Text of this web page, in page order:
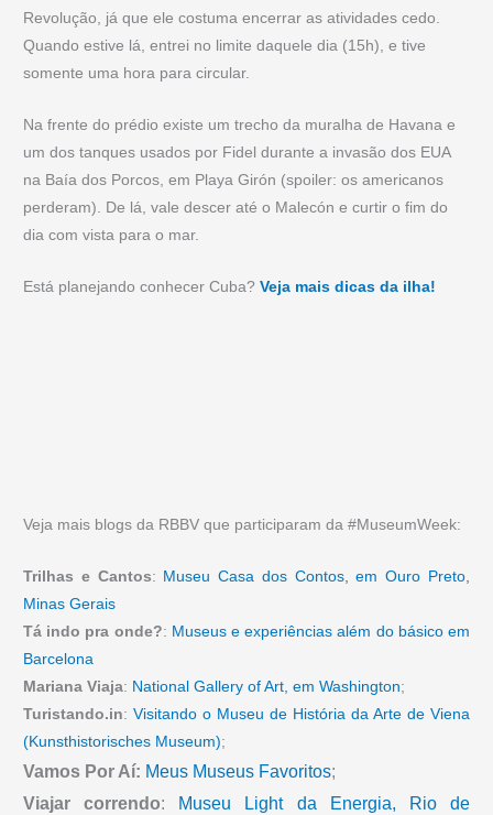
Revolução, já que ele costuma encerrar as atividades cedo.
Quando estive lá, entrei no limite daquele dia (15h), e tive
somente uma hora para circular.
Na frente do prédio existe um trecho da muralha de Havana e
um dos tanques usados por Fidel durante a invasão dos EUA
na Baía dos Porcos, em Playa Girón (spoiler: os americanos
perderam). De lá, vale descer até o Malecón e curtir o fim do
dia com vista para o mar.
Está planejando conhecer Cuba?Veja mais dicas da ilha!
Veja mais blogs da RBBV que participaram da #MuseumWeek:
Trilhas e Cantos: Museu Casa dos Contos, em Ouro Preto,
Minas Gerais
Tá indo pra onde?: Museus e experiências além do básico em
Barcelona
Mariana Viaja: National Gallery of Art, em Washington;
Turistando.in:Visitando o Museu de História da Arte de Viena
(Kunsthistorisches Museum);
Vamos Por Aí: Meus Museus Favoritos;
Viajar correndo: Museu Light da Energia, Rio de